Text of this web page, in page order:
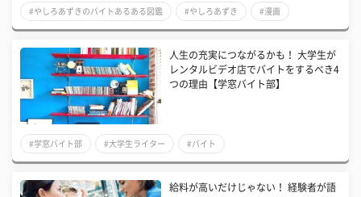
#やしろあずきのバイトあるある図鑑 #やしろあずき #漫画
人生の充実につながるかも！ 大学生が
レンタルビデオ店でバイトをするべき4
つの理由【学窓バイト部】
#学窓バイト部 #大学生ライター #バイト
給料が高いだけじゃない！ 経験者が語